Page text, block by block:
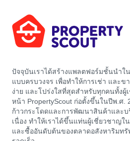
ปัจจุบันเราได้สร้างแพลตฟอร์มชั้นนำใน
แบบครบวงจร เพื่อทำให้การเช่า และข
ง่าย และโปร่งใสที่สุดสำหรับทุกคนทั้งผู้
หน้า PropertyScout ก่อตั้งขึ้นในปีพ.ศ.
ก้าวกระโดดและการพัฒนาสินค้าและบ
เนื่อง ทำให้เราได้ขึ้นแท่นผู้เชี่ยวชาญใ
และซื้ออันดับต้นของตลาดอสังหาริมทรั